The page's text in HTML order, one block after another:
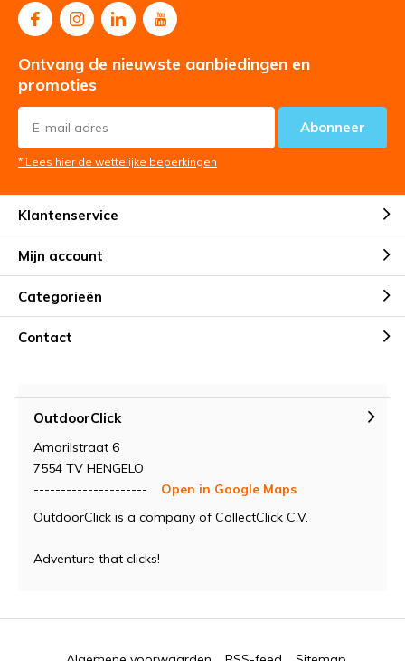
Ontvang de nieuwste aanbiedingen en
promoties
Abonneer
* Lees hier de wettelijke beperkingen
Klantenservice
Mijn account
Categorieën
Contact
OutdoorClick
Amarilstraat 6
7554 TV HENGELO
---------------------
Open in Google Maps
OutdoorClick is a company of CollectClick C.V.
Adventure that clicks!